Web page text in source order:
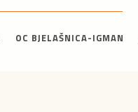
OC BJELAŠNICA-IGMAN